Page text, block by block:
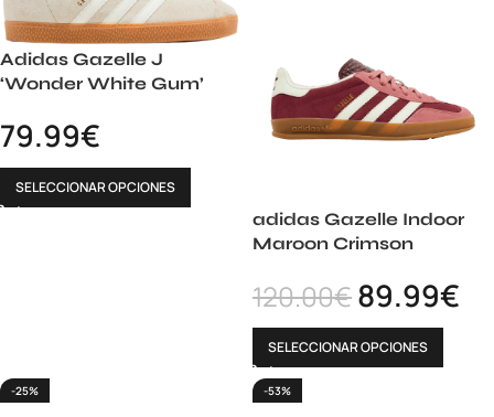
Adidas Gazelle J
‘Wonder White Gum’
79.99€
SELECCIONAR OPCIONES
adidas Gazelle Indoor
Maroon Crimson
120.00€89.99€
SELECCIONAR OPCIONES
-25% -53%